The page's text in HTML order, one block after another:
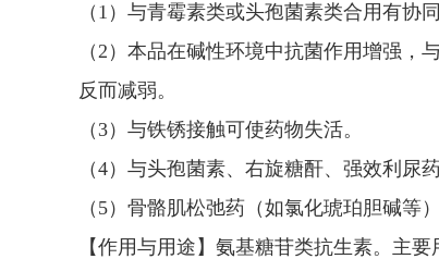
（1）与青霉素类或头孢菌素类合用有协同
（2）本品在碱性环境中抗菌作用增强
反而减弱。
（3）与铁锈接触可使药物失活。
（4）与头孢菌素、右旋糖酐、强效利尿
（5）骨骼肌松弛药（如氯化琥珀胆碱等
【作用与用途】氨基糖苷类抗生素。主